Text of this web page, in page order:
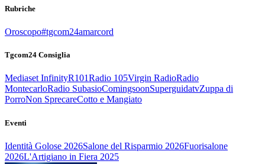
Rubriche
Oroscopo#tgcom24amarcord
Tgcom24 Consiglia
Mediaset InfinityR101Radio 105Virgin RadioRadio
MontecarloRadio SubasioComingsoonSuperguidatvZuppa di
PorroNon SprecareCotto e Mangiato
Eventi
Identità Golose 2026Salone del Risparmio 2026Fuorisalone
2026L'Artigiano in Fiera 2025